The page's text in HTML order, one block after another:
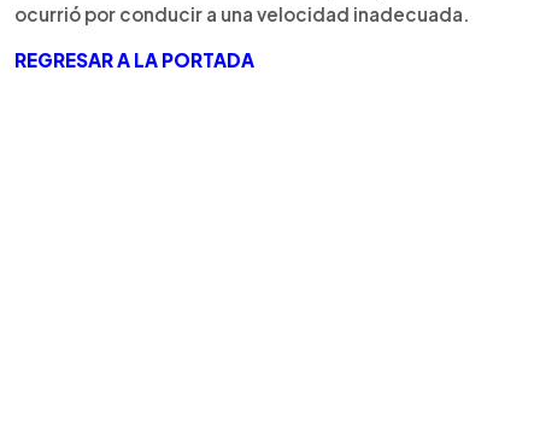
ocurrió por conducir a una velocidad inadecuada.
REGRESAR A LA PORTADA